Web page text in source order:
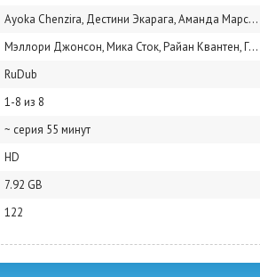
Ayoka Chenzira, Дестини Экарага, Аманда Марсалис
Мэллори Джонсон, Мика Сток, Райан Квантен, Гэйл Ранкин, Остин Смит, Дэвид Александр Каплан, Софина Браун, Шериа Ирвинг, Abigail Shannon, Линдси Блэкуэлл
RuDub
1-8 из 8
~ серия 55 минут
HD
7.92 GB
122